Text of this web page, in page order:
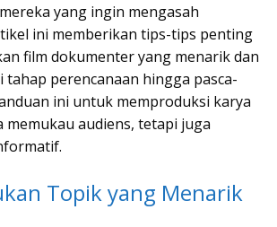
yang ingin mengasah
ini memberikan tips-tips penting
film dokumenter yang menarik dan
tahap perencanaan hingga pasca-
ini untuk memproduksi karya
memukau audiens, tetapi juga
Topik yang Menarik